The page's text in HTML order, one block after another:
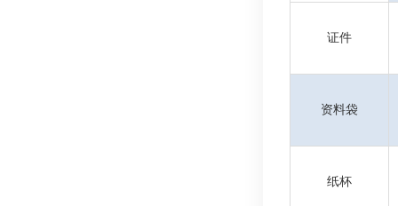
证件
资料袋
纸杯